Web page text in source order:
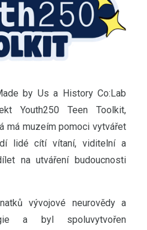
by Us a History Co:Lab
Youth250 Teen Toolkit,
má muzeím pomoci vytvářet
lidé cítí vítaní, viditelní a
na utváření budoucnosti
vývojové neurovědy a
a byl spoluvytvořen